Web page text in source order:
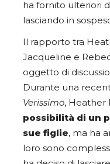
ha fornito ulteriori
lasciando in
Il rapporto tra
Jacqueline e
oggetto di
Durante una
Verissimo, Heather
possibilità di un
sue figlie, ma ha
loro sono